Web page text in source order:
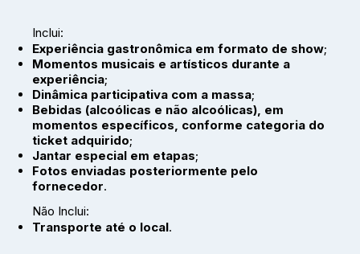
Inclui:
Experiência gastronômica em formato de show;
Momentos musicais e artísticos durante a
experiência;
Dinâmica participativa com a massa;
Bebidas (alcoólicas e não alcoólicas), em
momentos específicos, conforme categoria do
ticket adquirido;
Jantar especial em etapas;
Fotos enviadas posteriormente pelo
fornecedor.
Não Inclui:
Transporte até o local.